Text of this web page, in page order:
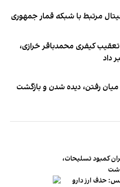
مرتبط با شبکه قمار جمهوری
کیفری محمدباقر خرازی،
داد
میان رفتن، دیده شدن و بازگشت
کمبود تسلیحات،
حذف ارز دارو